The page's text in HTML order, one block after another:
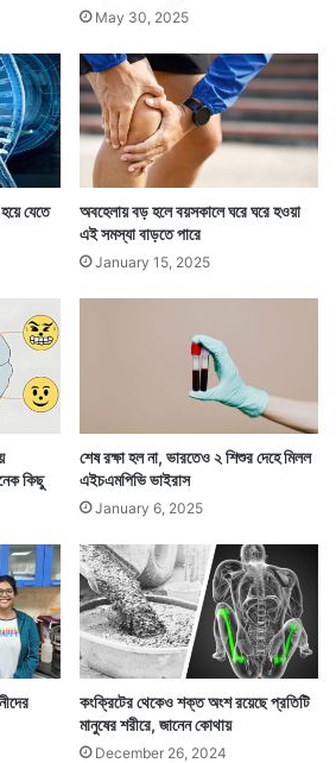
মাঙ্কিপক্সের ভাইরাস করোনা ভাইরাস
কিনা তা জানতে আরও কিছুটা সময়
মাঙ্কিপক্স প্রথম দেখা যায় সমকামী
— সংবাদ সংস্থার সাহায্য নিয়ে লেখা
Health Organization
May 30, 2025
যেতে
অবহেলায় বড় হলে বয়সকালে ঘরে ঘরে হওয়া
এই সমস্যা বাড়তে পারে
January 15, 2025
কিছু
শেষ রক্ষা হল না, ভারতেও ২ শিশুর দেহে মিলল
এইচএমপিভি ভাইরাস
January 6, 2025
কংক্রিটের থেকেও শক্ত অংশ রয়েছে প্রতিটি
মানুষের শরীরে, জানেন কোথায়
December 26, 2024